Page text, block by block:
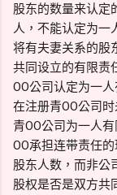
股东的数量来认定
人，不能认定为一
将有夫妻关系的股
共同设立的有限责
OO公司认定为一
在注册青OO公司
青OO公司为一人
OO承担连带责任
股东人数，而非公
股权是否是双方共